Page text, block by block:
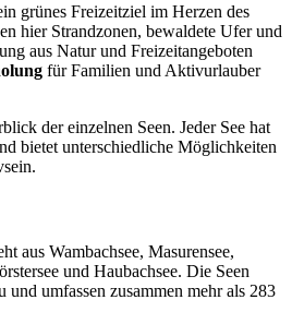
grünes Freizeitziel im Herzen des
hier Strandzonen, bewaldete Ufer und
aus Natur und Freizeitangeboten
für Familien und Aktivurlauber
der einzelnen Seen. Jeder See hat
bietet unterschiedliche Möglichkeiten
aus Wambachsee, Masurensee,
und Haubachsee. Die Seen
und umfassen zusammen mehr als 283